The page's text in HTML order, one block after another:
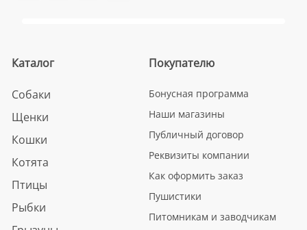
Каталог
Собаки
Щенки
Кошки
Котята
Птицы
Рыбки
Покупателю
Бонусная программа
Наши магазины
Публичный договор
Реквизиты компании
Как оформить заказ
Пушистики
Питомникам и заводчикам